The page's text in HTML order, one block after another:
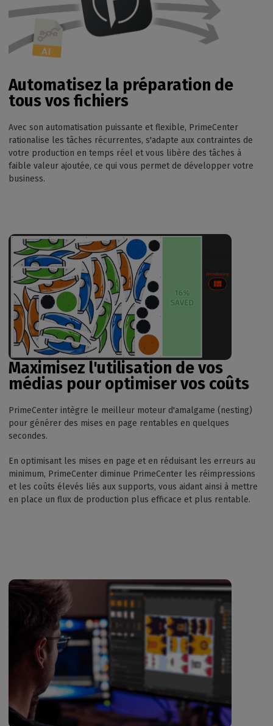
Automatisez la préparation de
tous vos fichiers
Avec son automatisation puissante et flexible, PrimeCenter
rationalise les tâches récurrentes, s'adapte aux contraintes de
votre production en temps réel et vous libère des tâches à
faible valeur ajoutée, ce qui vous permet de développer votre
business.
Maximisez l'utilisation de vos
médias pour optimiser vos coûts
PrimeCenter intègre le meilleur moteur d'amalgame (nesting)
pour générer des mises en page rentables en quelques
secondes.
En optimisant les mises en page et en réduisant les erreurs au
minimum, PrimeCenter diminue PrimeCenter les réimpressions
et les coûts élevés liés aux supports, vous aidant ainsi à mettre
en place un flux de production plus efficace et plus rentable.